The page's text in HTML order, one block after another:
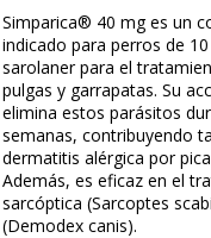
Simparica® 40 mg es un
indicado para perros de
sarolaner para el
pulgas y garrapatas. Su
elimina estos parásitos
semanas, contribuyendo
dermatitis alérgica por
Además, es eficaz en el
sarcóptica (Sarcoptes
(Demodex canis).